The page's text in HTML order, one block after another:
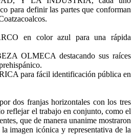
para definir las partes que conforman
en color azul para una rápida
OLMECA destacando sus raíces
para fácil identificación pública en
dos franjas horizontales con los tres
reflejar el trabajo en conjunto, como el
que de manera unanime mostraron
imagen icónica y representativa de la